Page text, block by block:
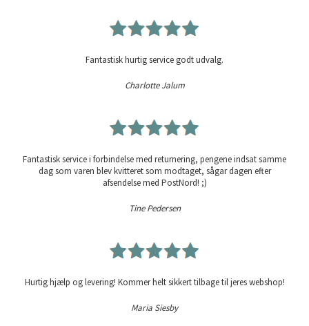
Fantastisk hurtig service godt udvalg.
Charlotte Jalum
Fantastisk service i forbindelse med returnering, pengene indsat samme
dag som varen blev kvitteret som modtaget, sågar dagen efter
afsendelse med PostNord! ;)
Tine Pedersen
Hurtig hjælp og levering! Kommer helt sikkert tilbage til jeres webshop!
Maria Siesby